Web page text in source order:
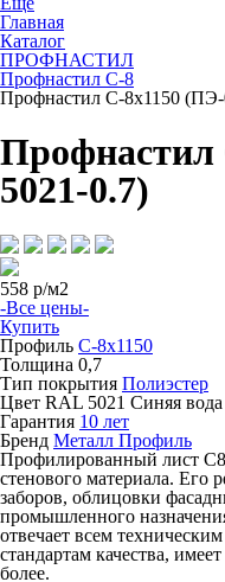
Главная
Каталог
ПРОФНАСТИЛ
Профнастил С-8
Профнастил С-8х1150 (ПЭ-
Профнастил
5021-0.7)
558 р/м2
-Все цены-
Купить
Профиль С-8х1150
Толщина 0,7
Тип покрытия Полиэстер
Цвет RAL 5021 Синяя вода
Гарантия 10 лет
Бренд Металл Профиль
Профилированный лист С8
стенового материала. Его
заборов, облицовки
промышленного
отвечает всем
стандартам качества,
более.